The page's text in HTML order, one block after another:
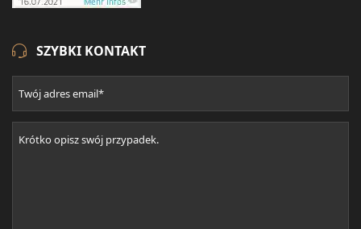
SZYBKI KONTAKT